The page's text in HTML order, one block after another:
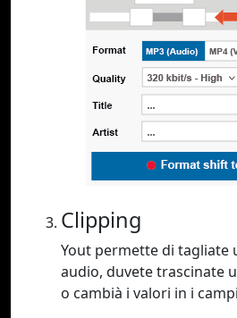
Clipping
Yout permette di tagliate
audio, duvete trascinate
o cambià i valori in i